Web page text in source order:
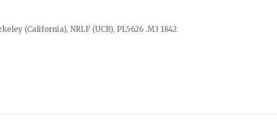
(California), NRLF (UCB), PL5626 .M3 1842